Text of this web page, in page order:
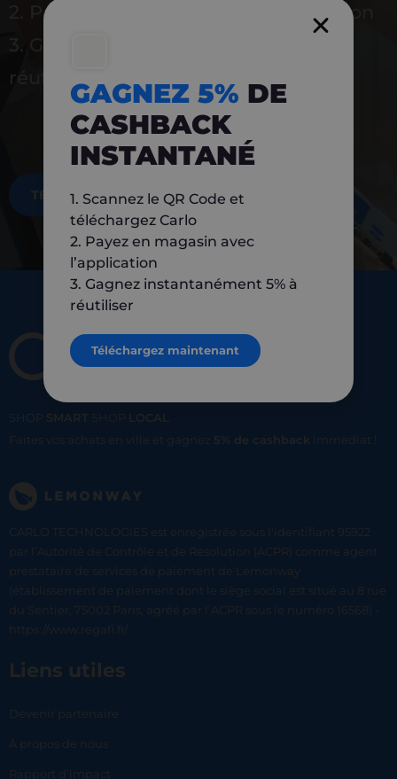
2. Payez en magasin avec l’application
3. Gagnez instantanément 5 % à
réutiliser
TÉLÉCHARGEZ MAINTENANT
SHOP SMART SHOP
LOCAL
Faites vos achats en ville et gagnez 5% de cashback immediat !
CARLO TECHNOLOGIES est enregistrée sous l'identifiant 95922
par l’Autorité de Contrôle et de Résolution (ACPR) comme agent
prestataire de services de paiement de Lemonway
(établissement de paiement dont le siège social est situé au 8 rue
du Sentier, 75002 Paris, agréé par l’ACPR sous le numéro 16568) -
https://www.regafi.fr/
Liens utiles
Devenir partenaire
À propos de nous
Rapport d’impact
GAGNEZ 5% DE
CASHBACK
INSTANTANÉ
1. Scannez le QR Code et
téléchargez Carlo
2. Payez en magasin avec
l’application
3. Gagnez instantanément 5% à
réutiliser
Téléchargez maintenant